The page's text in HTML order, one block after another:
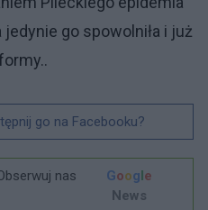
go spowolniła i już
go na Facebooku?
nas
Google
News